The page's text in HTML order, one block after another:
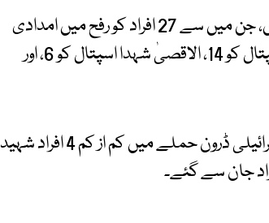
خان یونس کے ناصر اسپتال میں 35 لاشیں لائی گئیں، جن میں سے 27 افراد کو رفح میں امدادی
مرکز کے قریب گولیاں مار کر شہید کیا گیا۔ الشفا اسپتال کو 14، الاقصیٰ شہدا اسپتال کو 6، اور
طبی عملے کے مطابق جورا کے علاقے میں ایک اسرائیلی ڈرون حملے میں کم از کم 4 افراد شہید